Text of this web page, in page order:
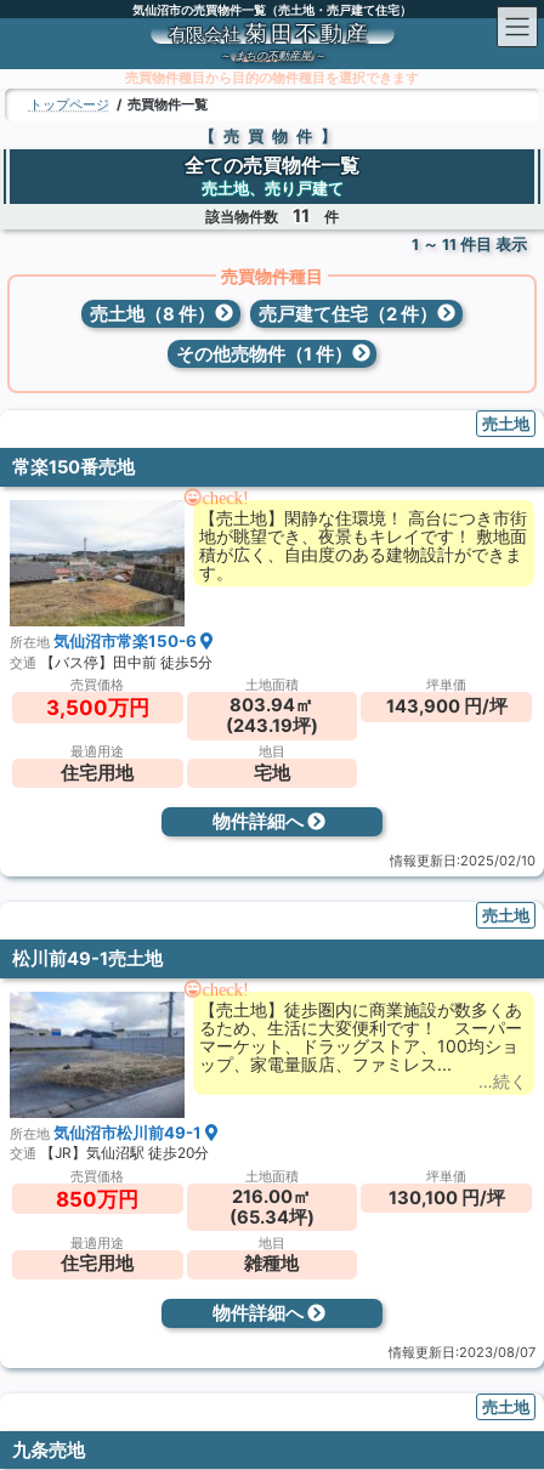
へ
ス
ョ
ン
気仙沼市の売買物件一覧（売土地・売戸建て住宅）
有限会社 菊田不動産
～まちの不動産屋～
売買物件種目から目的の物件種目を選択できます
トップページ 売買物件一覧
【売買物件】
全ての売買物件一覧
売土地、売り戸建て
該当物件数 11 件
1 ～ 11 件目 表示
売買物件種目
売土地（8 件）
売戸建て住宅（2 件）
その他売物件（1 件）
売土地
常楽150番売地
check!
【売土地】閑静な住環境！ 高台につき市街
地が眺望でき、夜景もキレイです！ 敷地面
積が広く、自由度のある建物設計ができま
す。
所在地 気仙沼市常楽150-6
交通 【バス停】田中前 徒歩5分
売買価格
3,500万円
土地面積
803.94㎡
(243.19坪)
坪単価
143,900 円/坪
最適用途
住宅用地
地目
宅地
物件詳細へ
情報更新日:2025/02/10
売土地
松川前49-1売土地
check!
【売土地】徒歩圏内に商業施設が数多くあ
るため、生活に大変便利です！ スーパー
マーケット、ドラッグストア、100均ショ
ップ、家電量販店、ファミレス...
…続く
所在地 気仙沼市松川前49-1
交通 【JR】気仙沼駅 徒歩20分
売買価格
850万円
土地面積
216.00㎡
(65.34坪)
坪単価
130,100 円/坪
最適用途
住宅用地
地目
雑種地
物件詳細へ
情報更新日:2023/08/07
売土地
九条売地